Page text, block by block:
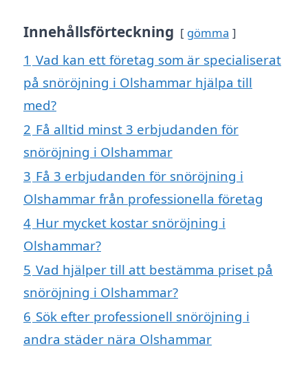
Innehållsförteckning gömma
1 Vad kan ett företag som är specialiserat
på snöröjning i Olshammar hjälpa till
med?
2 Få alltid minst 3 erbjudanden för
snöröjning i Olshammar
3 Få 3 erbjudanden för snöröjning i
Olshammar från professionella företag
4 Hur mycket kostar snöröjning i
Olshammar?
5 Vad hjälper till att bestämma priset på
snöröjning i Olshammar?
6 Sök efter professionell snöröjning i
andra städer nära Olshammar